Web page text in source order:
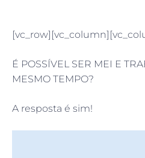
É POSSÍVEL SER MEI E
MESMO TEMPO?
A resposta é sim!